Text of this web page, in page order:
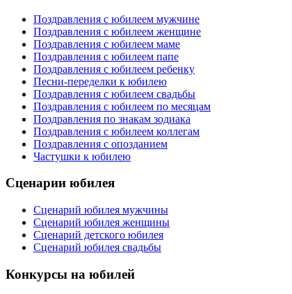
Поздравления с юбилеем мужчине
Поздравления с юбилеем женщине
Поздравления с юбилеем маме
Поздравления с юбилеем папе
Поздравления с юбилеем ребенку
Песни-переделки к юбилею
Поздравления с юбилеем свадьбы
Поздравления с юбилеем по месяцам
Поздравления по знакам зодиака
Поздравления с юбилеем коллегам
Поздравления с опозданием
Частушки к юбилею
Сценарии юбилея
Сценарий юбилея мужчины
Сценарий юбилея женщины
Сценарий детского юбилея
Сценарий юбилея свадьбы
Конкурсы на юбилей